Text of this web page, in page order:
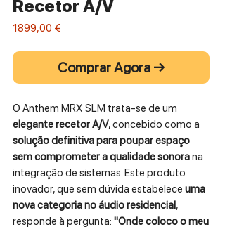
Recetor A/V
1899,00 €
Comprar Agora →
O Anthem MRX SLM trata-se de um
elegante recetor A/V, concebido como a
solução definitiva para poupar espaço
sem comprometer a qualidade sonorana
integração de sistemas. Este produto
inovador, que sem dúvida estabelece uma
nova categoria no áudio residencial,
responde à pergunta: "Onde coloco o meu